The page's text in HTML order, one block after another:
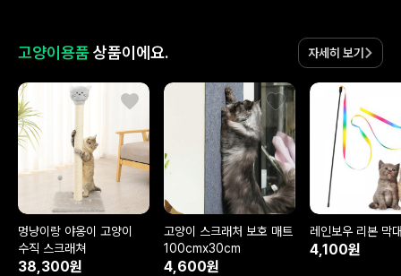
고양이용품상품이에요. 자세히 보기
멍냥이랑 야옹이 고양이
수직 스크래쳐
38,300원
고양이 스크래처 보호 매트
100cmx30cm
4,600원
레인보우 리본 막
4,100원